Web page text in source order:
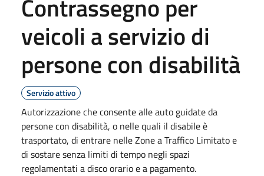
Contrassegno per
veicoli a servizio di
persone con disabilità
Servizio attivo
Autorizzazione che consente alle auto guidate da
persone con disabilità, o nelle quali il disabile è
trasportato, di entrare nelle Zone a Traffico Limitato e
di sostare senza limiti di tempo negli spazi
regolamentati a disco orario e a pagamento.